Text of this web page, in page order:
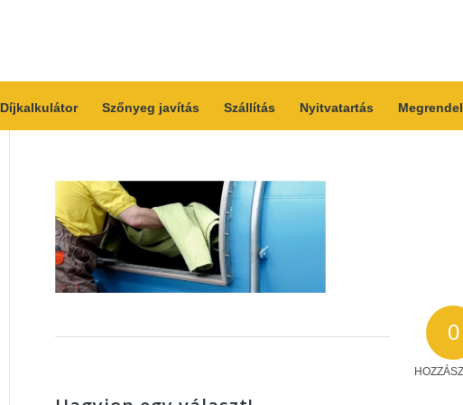
Díjkalkulátor Szőnyeg javítás Szállítás Nyitvatartás
0